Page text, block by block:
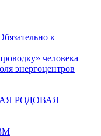
к
человека
энергоцентров
РОДОВАЯ